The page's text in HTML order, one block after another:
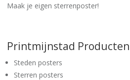
Maak je eigen sterrenposter!
Printmijnstad Producten
Steden posters
Sterren posters